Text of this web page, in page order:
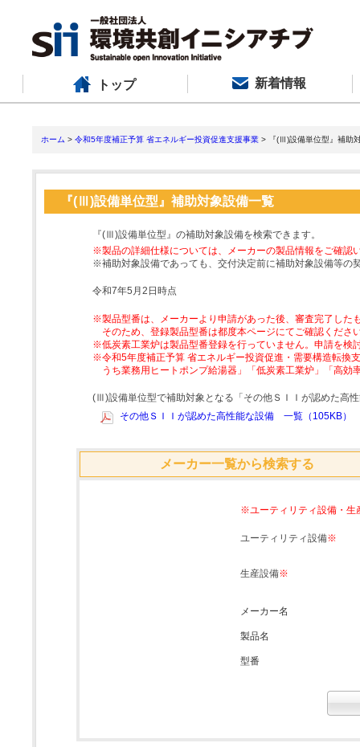
トップ 新着情報
ホーム > 令和5年度補正予算 省エネルギー投資促進支援事業 > 『(Ⅲ)設備単位型』補助
『(Ⅲ)設備単位型』補助対象設備一覧
『(Ⅲ)設備単位型』の補助対象設備を検索できます。
※製品の詳細仕様については、メーカーの製品情報をご確認
※補助対象設備であっても、交付決定前に補助対象設備等の
令和7年5月2日時点
※製品型番は、メーカーより申請があった後、審査完了した
そのため、登録製品型番は都度本ページにてご確認くださ
※低炭素工業炉は製品型番登録を行っていません。申請を検
※令和5年度補正予算 省エネルギー投資促進・需要構造転換
うち業務用ヒートポンプ給湯器」「低炭素工業炉」「高
(Ⅲ)設備単位型で補助対象となる「その他ＳＩＩが認めた高
その他ＳＩＩが認めた高性能な設備 一覧（105KB）
メーカー一覧から検索する
※ユーティリティ設備・生
ユーティリティ設備※
生産設備※
メーカー名
製品名
型番